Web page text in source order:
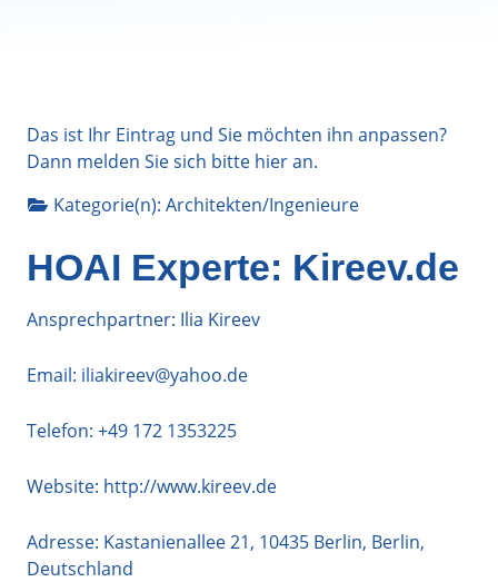
Das ist Ihr Eintrag und Sie möchten ihn anpassen?
Dann melden Sie sich bitte hieran.
Kategorie(n): Architekten/Ingenieure
HOAI Experte: Kireev.de
Ansprechpartner: Ilia Kireev
Email: iliakireev@yahoo.de
Telefon: +49 172 1353225
Website: http://www.kireev.de
Adresse: Kastanienallee 21, 10435 Berlin, Berlin,
Deutschland